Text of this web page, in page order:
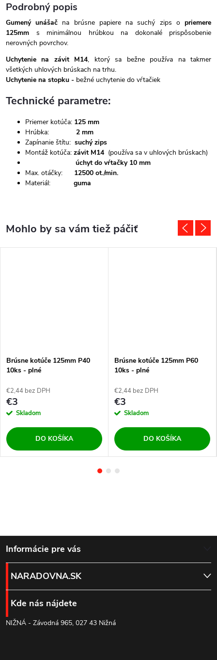
Podrobný popis
Gumený unášač na brúsne papiere na suchý zips opriemere
125mm s minimálnou hrúbkou na dokonalé prispôsobenie
nerovných povrchov.
Uchytenie na závit M14, ktorý sa bežne používa na takmer
všetkých uhlových brúskach na trhu.
Uchytenie na stopku - bežné uchytenie do vŕtačiek
Technické parametre:
Priemer kotúča: 125 mm
Hrúbka: 2 mm
Zapínanie štítu: suchý zips
Montáž kotúča: závit M14 (používa sa v uhlových brúskach)
úchyt do vŕtačky 10 mm
Max. otáčky: 12500 ot./min.
Materiál: guma
Brúsne kotúče 125mm P40
10ks - plné
€2,44 bez DPH
€3
Skladom
DO KOŠÍKA
Brúsne kotúče 125mm P60
10ks - plné
€2,44 bez DPH
€3
Skladom
DO KOŠÍKA
Z
á
p
ä
Informácie pre vás
NARADOVNA.SK
Kde nás nájdete
NIŽNÁ - Závodná 965, 027 43 Nižná